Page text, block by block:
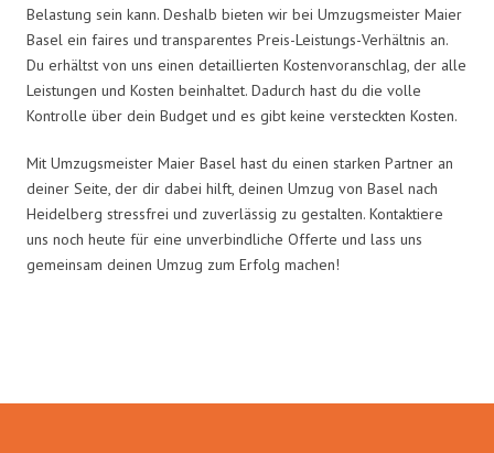
Belastung sein kann. Deshalb bieten wir bei Umzugsmeister Maier
Basel ein faires und transparentes Preis-Leistungs-Verhältnis an.
Du erhältst von uns einen detaillierten Kostenvoranschlag, der alle
Leistungen und Kosten beinhaltet. Dadurch hast du die volle
Kontrolle über dein Budget und es gibt keine versteckten Kosten.
Mit Umzugsmeister Maier Basel hast du einen starken Partner an
deiner Seite, der dir dabei hilft, deinen Umzug von Basel nach
Heidelberg stressfrei und zuverlässig zu gestalten. Kontaktiere
uns noch heute für eine unverbindliche Offerte und lass uns
gemeinsam deinen Umzug zum Erfolg machen!